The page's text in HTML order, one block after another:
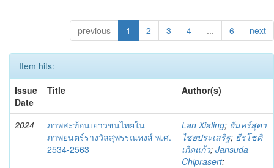
previous 1 2 3 4 ... 6 next
Item hits:
Issue
Date
Title Author(s)
2024
ภาพสะท้อนเยาวชนไทยใน
ภาพยนตร์รางวัลสุพรรณหงส์ พ.ศ.
2534-2563
Lan Xialing; จันทร์สุดา
ไชยประเสริฐ; ธีรโชติ
เกิดแก้ว; Jansuda
Chiprasert;